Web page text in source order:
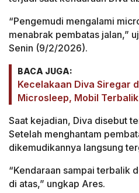
“Pengemudi mengalami
menabrak pembatas jalan,”
Senin (9/2/2026).
BACA JUGA:
Kecelakaan Diva Siregar
Microsleep, Mobil
Saat kejadian, Diva disebut
Setelah menghantam
dikemudikannya langsung
“Kendaraan sampai terbalik
di atas,” ungkap Ares.